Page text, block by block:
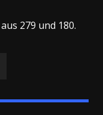
279 und 180.